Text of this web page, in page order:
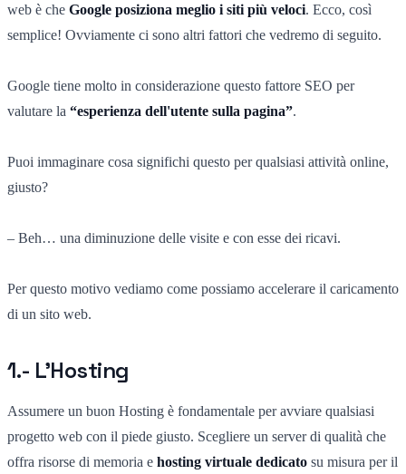
web è che Google posiziona meglio i siti più veloci. Ecco, così
semplice! Ovviamente ci sono altri fattori che vedremo di seguito.
Google tiene molto in considerazione questo fattore SEO per
valutare la “esperienza dell'utente sulla pagina”.
Puoi immaginare cosa significhi questo per qualsiasi attività online,
giusto?
– Beh… una diminuzione delle visite e con esse dei ricavi.
Per questo motivo vediamo come possiamo accelerare il caricamento
di un sito web.
1.- L'Hosting
Assumere un buon Hosting è fondamentale per avviare qualsiasi
progetto web con il piede giusto. Scegliere un server di qualità che
offra risorse di memoria e hosting virtuale dedicato su misura per il